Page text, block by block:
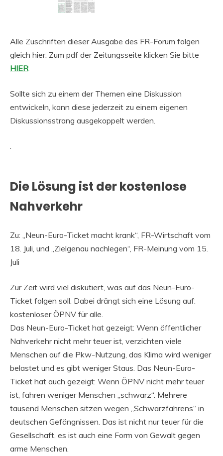
Alle Zuschriften dieser Ausgabe des FR-Forum folgen
gleich hier. Zum pdf der Zeitungsseite klicken Sie bitte
HIER.
Sollte sich zu einem der Themen eine Diskussion
entwickeln, kann diese jederzeit zu einem eigenen
Diskussionsstrang ausgekoppelt werden.
.
Die Lösung ist der kostenlose
Nahverkehr
Zu: „Neun-Euro-Ticket macht krank“, FR-Wirtschaft vom
18. Juli, und „Zielgenau nachlegen“, FR-Meinung vom 15.
Juli
Zur Zeit wird viel diskutiert, was auf das Neun-Euro-
Ticket folgen soll. Dabei drängt sich eine Lösung auf:
kostenloser ÖPNV für alle.
Das Neun-Euro-Ticket hat gezeigt: Wenn öffentlicher
Nahverkehr nicht mehr teuer ist, verzichten viele
Menschen auf die Pkw-Nutzung, das Klima wird weniger
belastet und es gibt weniger Staus. Das Neun-Euro-
Ticket hat auch gezeigt: Wenn ÖPNV nicht mehr teuer
ist, fahren weniger Menschen „schwarz“. Mehrere
tausend Menschen sitzen wegen „Schwarzfahrens“ in
deutschen Gefängnissen. Das ist nicht nur teuer für die
Gesellschaft, es ist auch eine Form von Gewalt gegen
arme Menschen.